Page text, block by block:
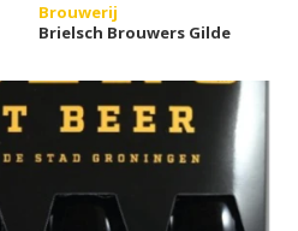
Brouwerij
Brielsch Brouwers Gilde